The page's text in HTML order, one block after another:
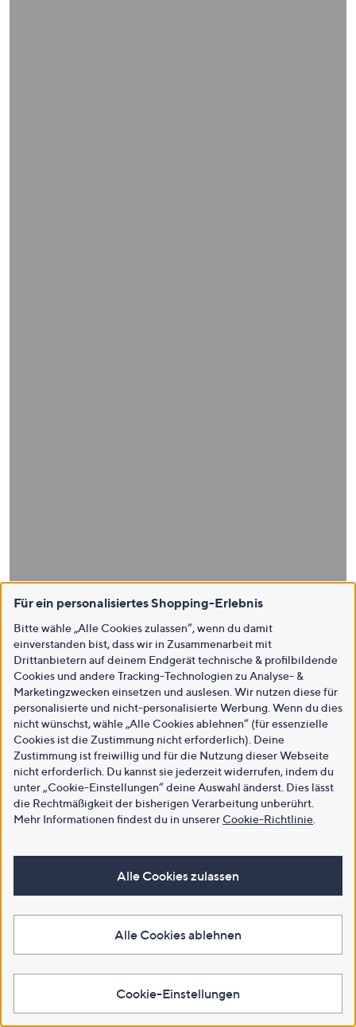
Für ein personalisiertes Shopping-Erlebnis
Bitte wähle „Alle Cookies zulassen“, wenn du damit
einverstanden bist, dass wir in Zusammenarbeit mit
Drittanbietern auf deinem Endgerät technische & profilbildende
Cookies und andere Tracking-Technologien zu Analyse- &
Marketingzwecken einsetzen und auslesen. Wir nutzen diese für
personalisierte und nicht-personalisierte Werbung. Wenn du dies
nicht wünschst, wähle „Alle Cookies ablehnen“ (für essenzielle
Cookies ist die Zustimmung nicht erforderlich). Deine
Zustimmung ist freiwillig und für die Nutzung dieser Webseite
nicht erforderlich. Du kannst sie jederzeit widerrufen, indem du
unter „Cookie-Einstellungen“ deine Auswahl änderst. Dies lässt
die Rechtmäßigkeit der bisherigen Verarbeitung unberührt.
Mehr Informationen findest du in unsererCookie-Richtlinie
Alle Cookies zulassen
Alle Cookies ablehnen
Cookie-Einstellungen